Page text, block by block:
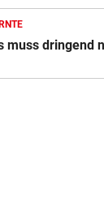
muss dringend